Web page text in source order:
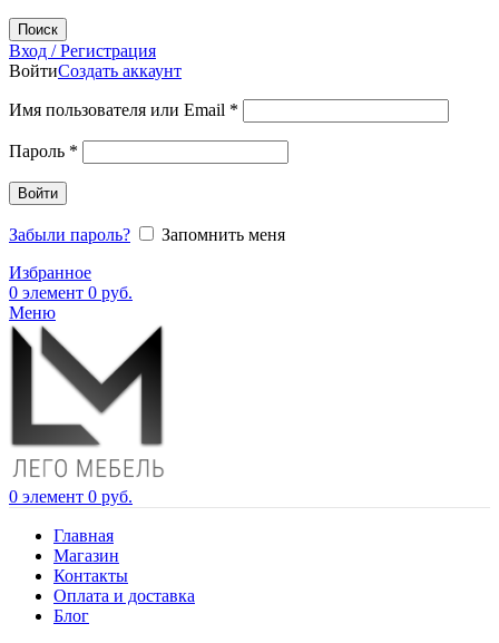
Поиск
Вход / Регистрация
ВойтиСоздать аккаунт
Имя пользователя или Email *
Пароль *
Войти
Забыли пароль?
Запомнить меня
Избранное
0 элемент 0 руб.
Меню
0 элемент 0 руб.
Главная
Магазин
Контакты
Оплата и доставка
Блог